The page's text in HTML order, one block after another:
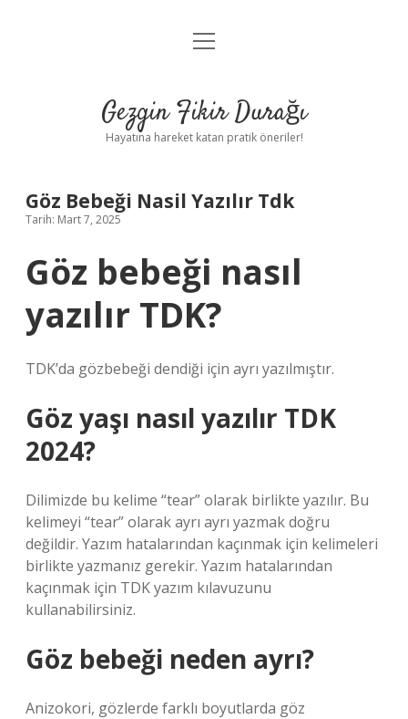
Anasayfa
Yasal Uyarı
menüyü
Gezgin Fikir Durağı
Hayatına hareket katan pratik öneriler!
Göz Bebeği Nasil Yazılır Tdk
Tarih: Mart 7, 2025
Göz bebeği nasıl
yazılır TDK?
TDK’da gözbebeği dendiği için ayrı yazılmıştır.
Göz yaşı nasıl yazılır TDK
2024?
Dilimizde bu kelime “tear” olarak birlikte yazılır. Bu
kelimeyi “tear” olarak ayrı ayrı yazmak doğru
değildir. Yazım hatalarından kaçınmak için kelimeleri
birlikte yazmanız gerekir. Yazım hatalarından
kaçınmak için TDK yazım kılavuzunu
kullanabilirsiniz.
Göz bebeği neden ayrı?
Anizokori, gözlerde farklı boyutlarda göz